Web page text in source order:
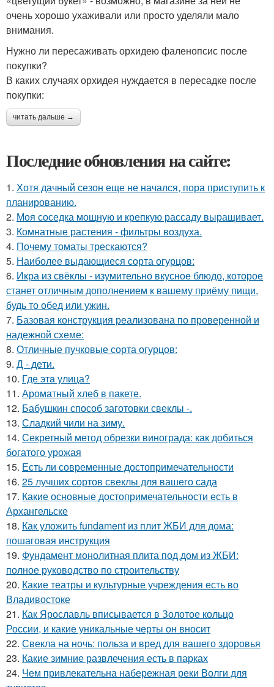
очень хорошо ухаживали или просто уделяли мало
внимания.
Нужно ли пересаживать орхидею фаленопсис после
покупки?
В каких случаях орхидея нуждается в пересадке после
покупки:
читать дальше →
Последние обновления на сайте:
1. Хотя дачный сезон еще не начался, пора приступить к
планированию.
2. Моя соседка мощную и крепкую рассаду выращивает.
3. Комнатные растения - фильтры воздуха.
4. Почему томаты трескаются?
5. Наиболее выдающиеся сорта огурцов:
6. Икра из свёклы - изумительно вкусное блюдо, которое
станет отличным дополнением к вашему приёму пищи,
будь то обед или ужин.
7. Базовая конструкция реализована по проверенной и
надежной схеме:
8. Отличные пучковые сорта огурцов:
9. Д - дeти.
10. Где этa улица?
11. Ароматный хлеб в пакете.
12. Бабушкин способ заготовки свеклы -.
13. Сладкий чили на зиму.
14. Секретный метод обрезки винограда: как добиться
богатого урожая
15. Есть ли современные достопримечательности
16. 25 лучших сортов свеклы для вашего сада
17. Какие основные достопримечательности есть в
Архангельске
18. Как уложить fundament из плит ЖБИ для дома:
пошаговая инструкция
19. Фундамент монолитная плита под дом из ЖБИ:
полное руководство по строительству
20. Какие театры и культурные учреждения есть во
Владивостоке
21. Как Ярославль вписывается в Золотое кольцо
России, и какие уникальные черты он вносит
22. Свекла на ночь: польза и вред для вашего здоровья
23. Какие зимние развлечения есть в парках
24. Чем привлекательна набережная реки Волги для